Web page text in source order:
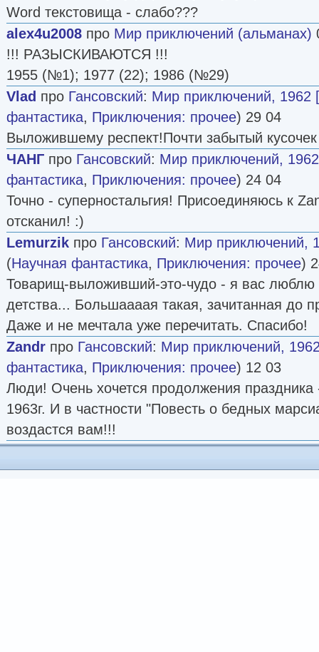
Word текстовища - слабо???
alex4u2008 про Мир приключений (альманах)
!!! РАЗЫСКИВАЮТСЯ !!!
1955 (№1); 1977 (22); 1986 (№29)
Vlad про Гансовский: Мир приключений, 1962
фантастика, Приключения: прочее) 29 04
Выложившему респект!Почти забытый кусочек
ЧАНГ про Гансовский: Мир приключений,
фантастика, Приключения: прочее) 24 04
Точно - суперностальгия! Присоединяюсь к
отсканил! :)
Lemurzik про Гансовский: Мир приключений,
(Научная фантастика, Приключения: прочее)
Товарищ-выложивший-это-чудо - я вас люблю
детства... Большаааая такая, зачитанная до
Даже и не мечтала уже перечитать. Спасибо!
Zandr про Гансовский: Мир приключений,
фантастика, Приключения: прочее) 12 03
Люди! Очень хочется продолжения
1963г. И в частности "Повесть о бедных
воздастся вам!!!